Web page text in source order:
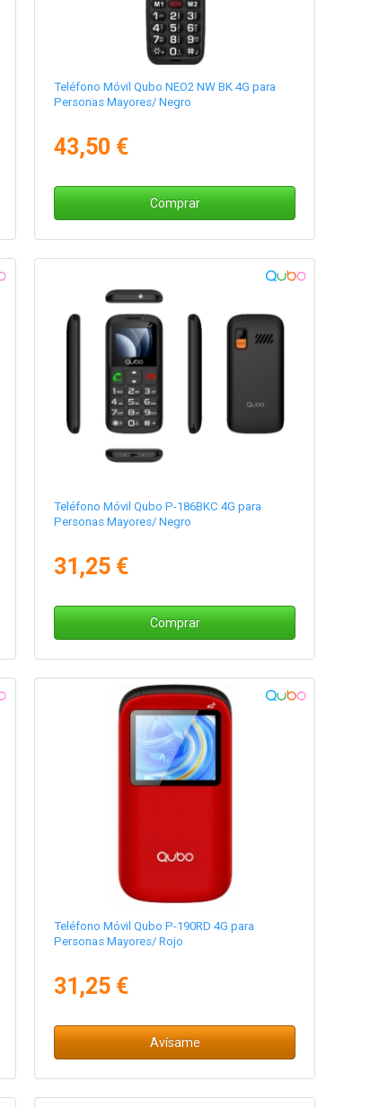
Teléfono Móvil Qubo NEO2 NW BK 4G para
Personas Mayores/ Negro
43,50 €
Comprar
Teléfono Móvil Qubo P-186BKC 4G para
Personas Mayores/ Negro
31,25 €
Comprar
Teléfono Móvil Qubo P-190RD 4G para
Personas Mayores/ Rojo
31,25 €
Avísame